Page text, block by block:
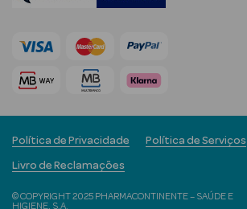
Faciais
Água Termal
Lábios
© COPYRIGHT 2025 PHARMACONTINENTE – SAÚDE E
HIGIENE, S.A.
Política de Privacidade Política de Serviços
Livro de Reclamações